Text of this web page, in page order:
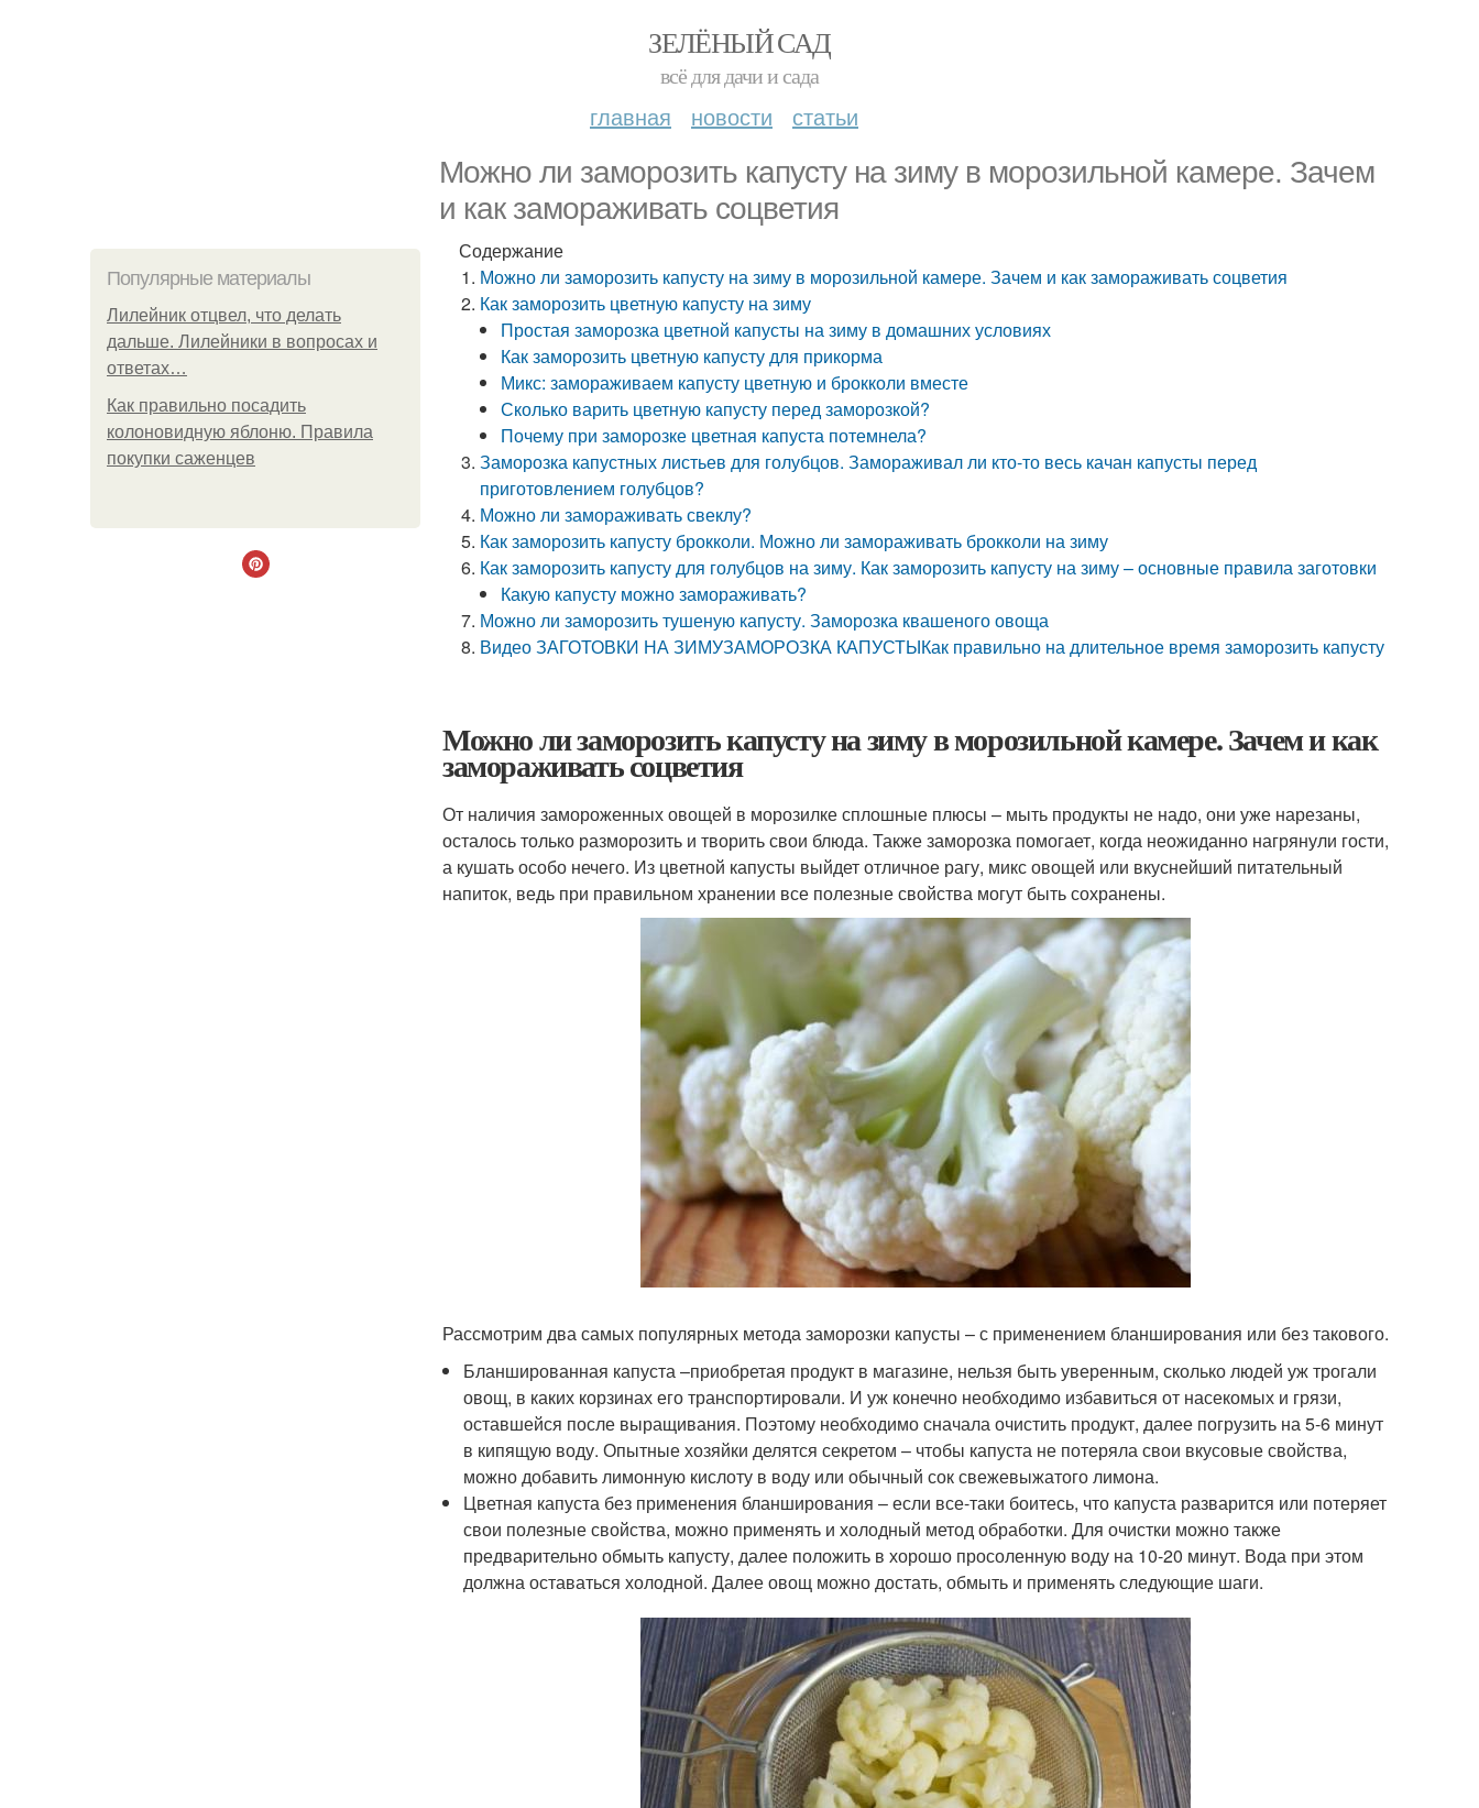
ЗЕЛЁНЫЙ САД
всё для дачи и сада
главная новости статьи
Можно ли заморозить капусту на зиму в морозильной камере. Зачем
и как замораживать соцветия
Популярные материалы
Лилейник отцвел, что делать
дальше. Лилейники в вопросах и
ответах…
Как правильно посадить
колоновидную яблоню. Правила
покупки саженцев
Содержание
Можно ли заморозить капусту на зиму в морозильной камере. Зачем и как замораживать соцветия
Как заморозить цветную капусту на зиму
Простая заморозка цветной капусты на зиму в домашних условиях
Как заморозить цветную капусту для прикорма
Микс: замораживаем капусту цветную и брокколи вместе
Сколько варить цветную капусту перед заморозкой?
Почему при заморозке цветная капуста потемнела?
Заморозка капустных листьев для голубцов. Замораживал ли кто-то весь качан капусты перед
приготовлением голубцов?
Можно ли замораживать свеклу?
Как заморозить капусту брокколи. Можно ли замораживать брокколи на зиму
Как заморозить капусту для голубцов на зиму. Как заморозить капусту на зиму – основные правила заготовки
Какую капусту можно замораживать?
Можно ли заморозить тушеную капусту. Заморозка квашеного овоща
Видео ЗАГОТОВКИ НА ЗИМУЗАМОРОЗКА КАПУСТЫКак правильно на длительное время заморозить капусту
Можно ли заморозить капусту на зиму в морозильной камере. Зачем и как
замораживать соцветия
От наличия замороженных овощей в морозилке сплошные плюсы – мыть продукты не надо, они уже нарезаны,
осталось только разморозить и творить свои блюда. Также заморозка помогает, когда неожиданно нагрянули гости,
а кушать особо нечего. Из цветной капусты выйдет отличное рагу, микс овощей или вкуснейший питательный
напиток, ведь при правильном хранении все полезные свойства могут быть сохранены.
Рассмотрим два самых популярных метода заморозки капусты – с применением бланширования или без такового.
Бланшированная капуста –приобретая продукт в магазине, нельзя быть уверенным, сколько людей уж трогали
овощ, в каких корзинах его транспортировали. И уж конечно необходимо избавиться от насекомых и грязи,
оставшейся после выращивания. Поэтому необходимо сначала очистить продукт, далее погрузить на 5-6 минут
в кипящую воду. Опытные хозяйки делятся секретом – чтобы капуста не потеряла свои вкусовые свойства,
можно добавить лимонную кислоту в воду или обычный сок свежевыжатого лимона.
Цветная капуста без применения бланширования ­– если все-таки боитесь, что капуста разварится или потеряет
свои полезные свойства, можно применять и холодный метод обработки. Для очистки можно также
предварительно обмыть капусту, далее положить в хорошо просоленную воду на 10-20 минут. Вода при этом
должна оставаться холодной. Далее овощ можно достать, обмыть и применять следующие шаги.